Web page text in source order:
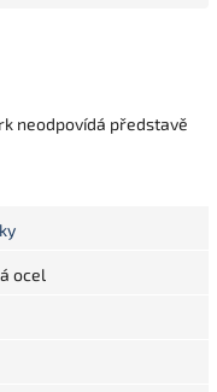
neodpovídá představě
ocel